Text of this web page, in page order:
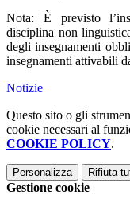
Nota: È previsto
disciplina non
degli insegnamenti
insegnamenti attivabili
Notizie
Questo sito o gli
cookie necessari al
COOKIE POLICY.
Personalizza Rifiuta
Gestione cookie